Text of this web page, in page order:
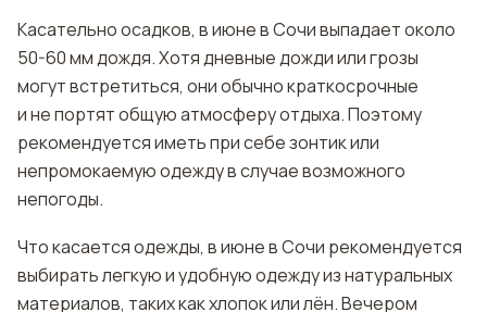
Касательно осадков, в июне в Сочи выпадает около
50-60 мм дождя. Хотя дневные дожди или грозы
могут встретиться, они обычно краткосрочные
и не портят общую атмосферу отдыха. Поэтому
рекомендуется иметь при себе зонтик или
непромокаемую одежду в случае возможного
непогоды.
Что касается одежды, в июне в Сочи рекомендуется
выбирать легкую и удобную одежду из натуральных
материалов, таких как хлопок или лён. Вечером